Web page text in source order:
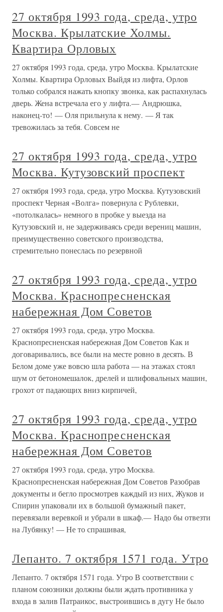
27 октября 1993 года, среда, утро
Москва. Крылатские Холмы.
Квартира Орловых
27 октября 1993 года, среда, утро Москва. Крылатские
Холмы. Квартира Орловых Выйдя из лифта, Орлов
только собрался нажать кнопку звонка, как распахнулась
дверь. Жена встречала его у лифта.— Андрюшка,
наконец-то! — Оля прильнула к нему. — Я так
тревожилась за тебя. Совсем не
27 октября 1993 года, среда, утро
Москва. Кутузовский проспект
27 октября 1993 года, среда, утро Москва. Кутузовский
проспект Черная «Волга» повернула с Рублевки,
«потолкалась» немного в пробке у выезда на
Кутузовский и, не задерживаясь среди верениц машин,
преимущественно советского производства,
стремительно понеслась по резервной
27 октября 1993 года, среда, утро
Москва. Краснопресненская
набережная Дом Советов
27 октября 1993 года, среда, утро Москва.
Краснопресненская набережная Дом Советов Как и
договаривались, все были на месте ровно в десять. В
Белом доме уже вовсю шла работа — на этажах стоял
шум от бетономешалок, дрелей и шлифовальных машин,
грохот от падающих вниз кирпичей,
27 октября 1993 года, среда, утро
Москва. Краснопресненская
набережная Дом Советов
27 октября 1993 года, среда, утро Москва.
Краснопресненская набережная Дом Советов Разобрав
документы и бегло просмотрев каждый из них, Жуков и
Спирин упаковали их в большой бумажный пакет,
перевязали веревкой и убрали в шкаф.— Надо бы отвезти
на Лубянку! — Не то спрашивая,
Лепанто. 7 октября 1571 года. Утро
Лепанто. 7 октября 1571 года. Утро В соответствии с
планом союзники должны были ждать противника у
входа в залив Патраикос, выстроившись в дугу Не было